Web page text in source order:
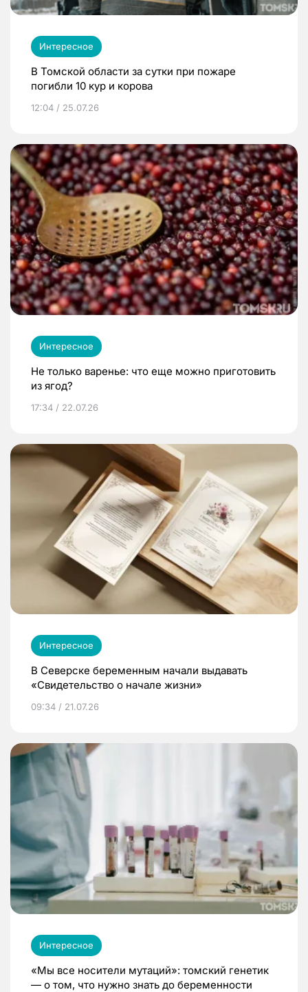
Интересное
В Томской области за сутки при пожаре
погибли 10 кур и корова
12:04 / 25.07.26
Интересное
Не только варенье: что еще можно приготовить
из ягод?
17:34 / 22.07.26
Интересное
В Северске беременным начали выдавать
«Свидетельство о начале жизни»
09:34 / 21.07.26
Интересное
«Мы все носители мутаций»: томский генетик
— о том, что нужно знать до беременности